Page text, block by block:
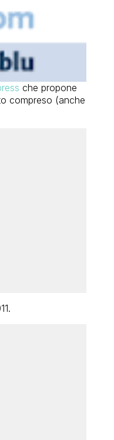
che propone
compreso (anche